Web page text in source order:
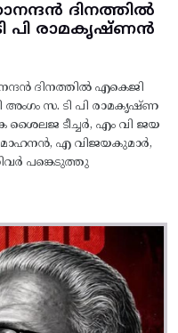
ദിനത്തിൽ
പി രാമകൃഷ്‌ണൻ
ദിനത്തിൽ എകെജി
അംഗം സ. ടി പി രാമകൃഷ്‌ണ
ടീച്ചർ, എം വി ജയ
എ വിജയകുമാർ,
പങ്കെടുത്തു